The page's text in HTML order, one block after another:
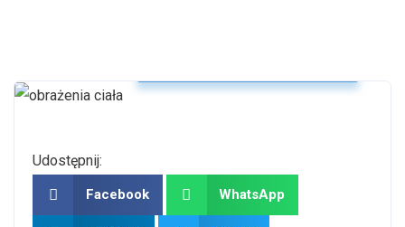
Udostępnij:
Facebook WhatsApp